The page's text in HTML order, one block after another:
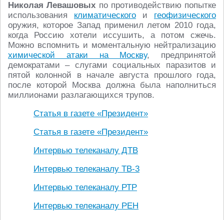
Николая Левашовых по противодействию попытке
использования климатического и геофизического
оружия, которое Запад применил летом 2010 года,
когда Россию хотели иссушить, а потом сжечь.
Можно вспомнить и моментальную нейтрализацию
химической атаки на Москву, предпринятой
демократами – слугами социальных паразитов и
пятой колонной в начале августа прошлого года,
после которой Москва должна была наполниться
миллионами разлагающихся трупов.
Статья в газете «Президент»
Статья в газете «Президент»
Интервью телеканалу ДТВ
Интервью телеканалу ТВ-3
Интервью телеканалу РТР
Интервью телеканалу РЕН